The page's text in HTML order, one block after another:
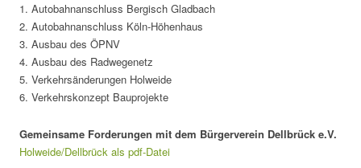
1. Autobahnanschluss Bergisch Gladbach
2. Autobahnanschluss Köln-Höhenhaus
3. Ausbau des ÖPNV
4. Ausbau des Radwegenetz
5. Verkehrsänderungen Holweide
6. Verkehrskonzept Bauprojekte
Gemeinsame Forderungen mit dem Bürgerverein Dellbrück e.V.
Holweide/Dellbrück als pdf-Datei